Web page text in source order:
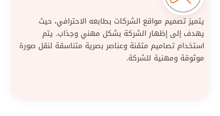
يتميز تصميم مواقع الشركات بطابعه الاحترافي، حيث
يهدف إلى إظهار الشركة بشكل مهني وجذاب. يتم
استخدام تصاميم متقنة وعناصر بصرية متناسقة لنقل صورة
موثوقة ومهنية للشركة.